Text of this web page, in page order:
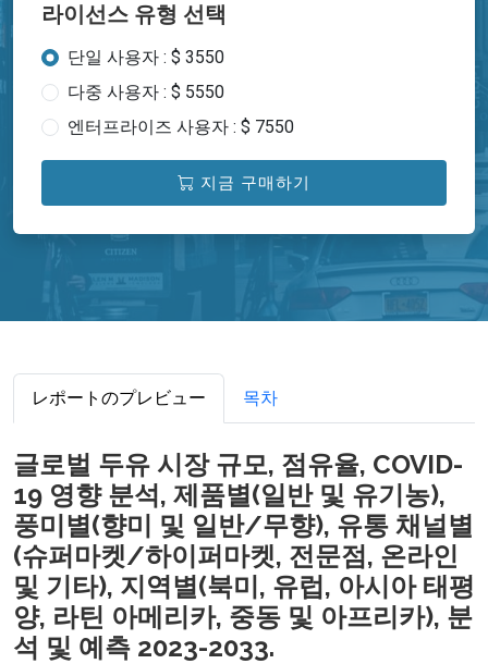
라이선스 유형 선택
단일 사용자 : $ 3550
다중 사용자 : $ 5550
엔터프라이즈 사용자 : $ 7550
지금 구매하기
レポートのプレビュー 목차
글로벌 두유 시장 규모, 점유율, COVID-
19 영향 분석, 제품별(일반 및 유기농),
풍미별(향미 및 일반/무향), 유통 채널별
(슈퍼마켓/하이퍼마켓, 전문점, 온라인
및 기타), 지역별(북미, 유럽, 아시아 태평
양, 라틴 아메리카, 중동 및 아프리카), 분
석 및 예측 2023-2033.